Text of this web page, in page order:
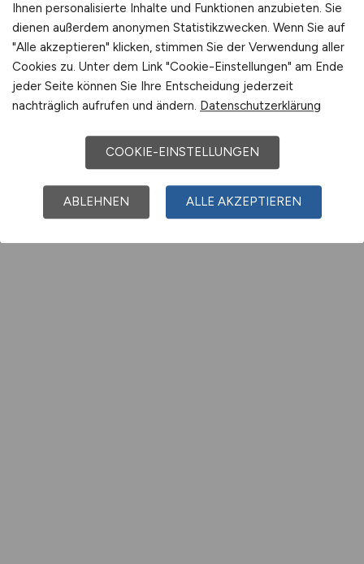
Ihnen personalisierte Inhalte und Funktionen anzubieten. Sie
dienen außerdem anonymen Statistikzwecken. Wenn Sie auf
"Alle akzeptieren" klicken, stimmen Sie der Verwendung aller
Cookies zu. Unter dem Link "Cookie-Einstellungen" am Ende
jeder Seite können Sie Ihre Entscheidung jederzeit
nachträglich aufrufen und ändern. Datenschutzerklärung
COOKIE-EINSTELLUNGEN
ABLEHNEN ALLE AKZEPTIEREN